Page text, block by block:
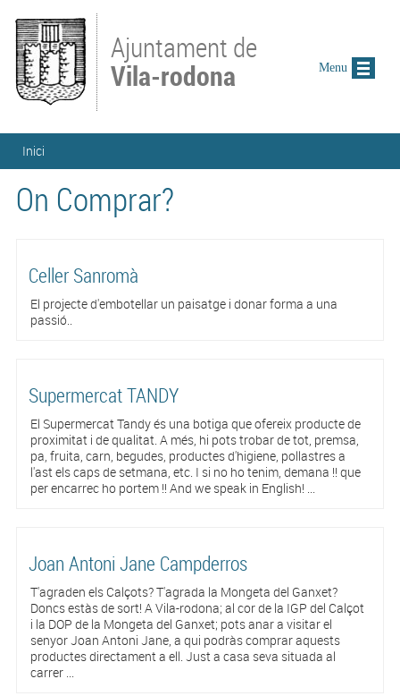
Ajuntament de
Vila-rodona
Esteu aquí
Inici
On Comprar?
Celler Sanromà
El projecte d'embotellar un paisatge i donar forma a una
passió..
Supermercat TANDY
El Supermercat Tandy és una botiga que ofereix producte de
proximitat i de qualitat. A més, hi pots trobar de tot, premsa,
pa, fruita, carn, begudes, productes d'higiene, pollastres a
l'ast els caps de setmana, etc. I si no ho tenim, demana !! que
per encarrec ho portem !! And we speak in English! ...
Joan Antoni Jane Campderros
T'agraden els Calçots? T'agrada la Mongeta del Ganxet?
Doncs estàs de sort! A Vila-rodona; al cor de la IGP del Calçot
i la DOP de la Mongeta del Ganxet; pots anar a visitar el
senyor Joan Antoni Jane, a qui podràs comprar aquests
productes directament a ell. Just a casa seva situada al
carrer ...
Menu